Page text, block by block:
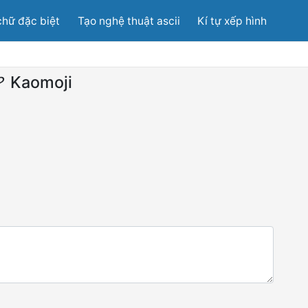
đặc biệt Tạo nghệ thuật ascii Kí tự xếp hình
Kaomoji